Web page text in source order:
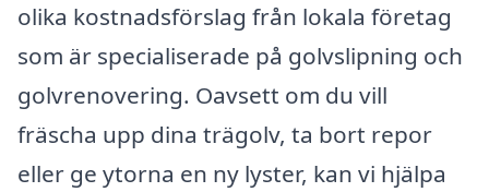
olika kostnadsförslag från lokala företag
som är specialiserade på golvslipning och
golvrenovering. Oavsett om du vill
fräscha upp dina trägolv, ta bort repor
eller ge ytorna en ny lyster, kan vi hjälpa